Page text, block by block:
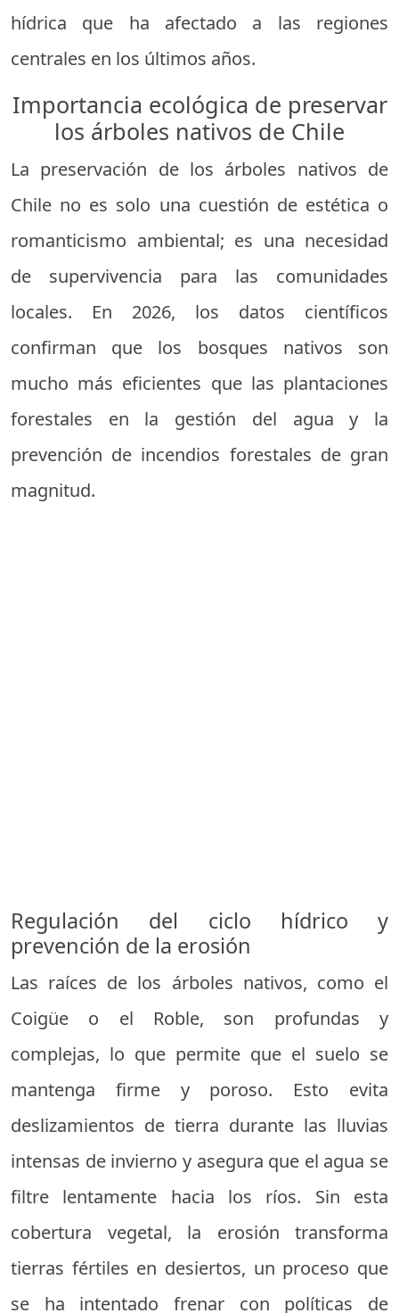
hídrica que ha afectado a las regiones
centrales en los últimos años.
Importancia ecológica de preservar
los árboles nativos de Chile
La preservación de los árboles nativos de
Chile no es solo una cuestión de estética o
romanticismo ambiental; es una necesidad
de supervivencia para las comunidades
locales. En 2026, los datos científicos
confirman que los bosques nativos son
mucho más eficientes que las plantaciones
forestales en la gestión del agua y la
prevención de incendios forestales de gran
magnitud.
Regulación del ciclo hídrico y
prevención de la erosión
Las raíces de los árboles nativos, como el
Coigüe o el Roble, son profundas y
complejas, lo que permite que el suelo se
mantenga firme y poroso. Esto evita
deslizamientos de tierra durante las lluvias
intensas de invierno y asegura que el agua se
filtre lentamente hacia los ríos. Sin esta
cobertura vegetal, la erosión transforma
tierras fértiles en desiertos, un proceso que
se ha intentado frenar con políticas de